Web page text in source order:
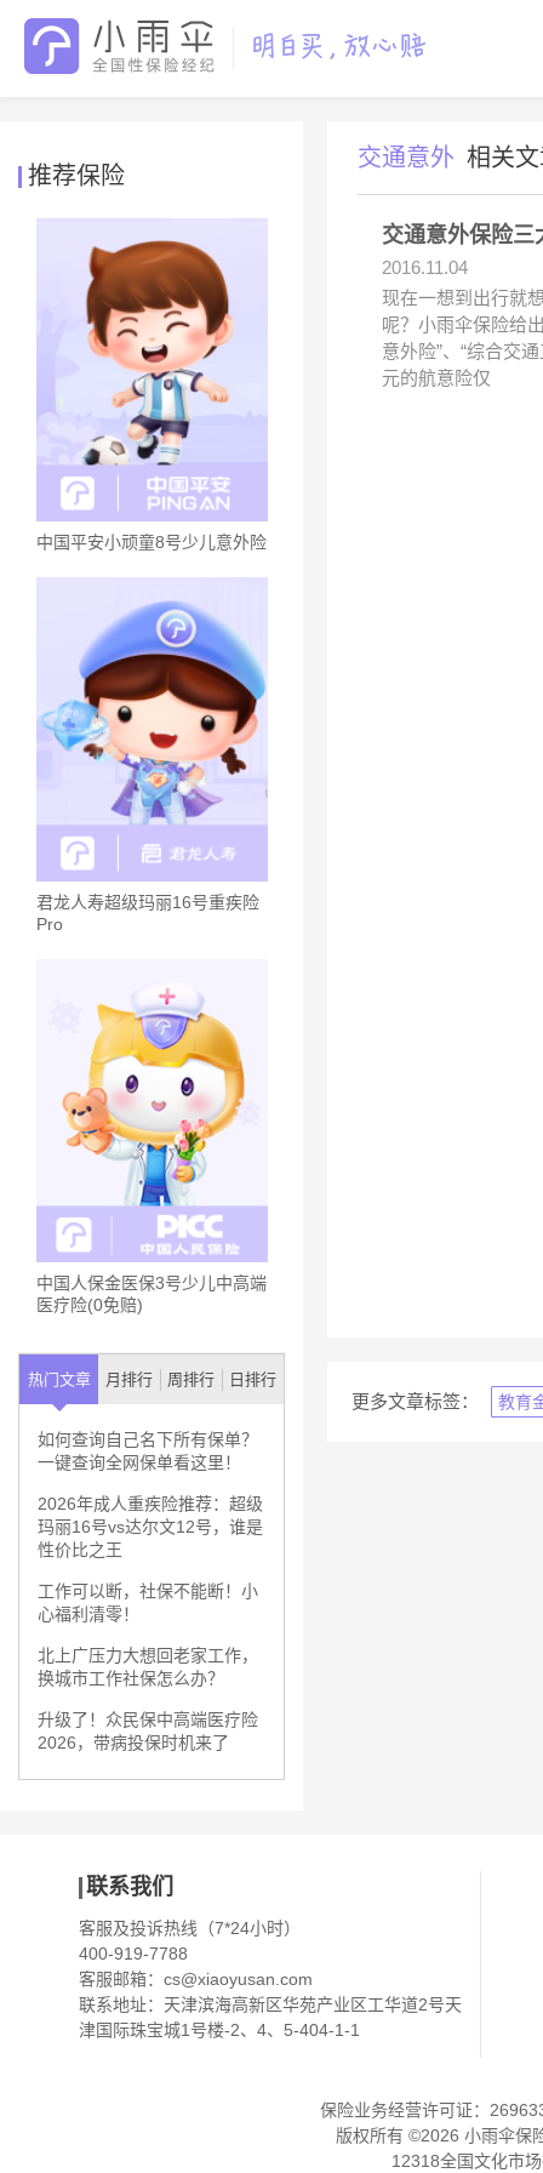
推荐保险
中国平安小顽童8号少儿意外险
君龙人寿超级玛丽16号重疾险
Pro
中国人保金医保3号少儿中高端
医疗险(0免赔)
热门文章 月排行 周排行 日排行
如何查询自己名下所有保单？
一键查询全网保单看这里！
2026年成人重疾险推荐：超级
玛丽16号vs达尔文12号，谁是
性价比之王
工作可以断，社保不能断！小
心福利清零！
北上广压力大想回老家工作，
换城市工作社保怎么办？
升级了！众民保中高端医疗险
2026，带病投保时机来了
交通意外 相关
交通意外保险三
2016.11.04
现在一想到出行就
呢？小雨伞保险给
意外险”、“综合交
元的航意险仅
更多文章标签： 教育
联系我们
客服及投诉热线（7*24小时）
400-919-7788
客服邮箱： cs@xiaoyusan.com
联系地址：天津滨海高新区华苑产业区工华道2号天
津国际珠宝城1号楼-2、4、5-404-1-1
保险业务经营许可证：
版权所有 ©2026 小雨伞保
12318全国文化市